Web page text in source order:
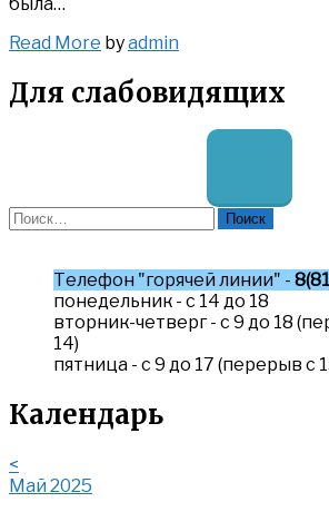
Read More Read
byadmin
Для слабовидящих
Найти:
Телефон "горячей линии" -
понедельник - с 14 до 18
вторник-четверг - с 9 до 18
14)
пятница - с 9 до 17 (перерыв с
Календарь
<
Май 2025